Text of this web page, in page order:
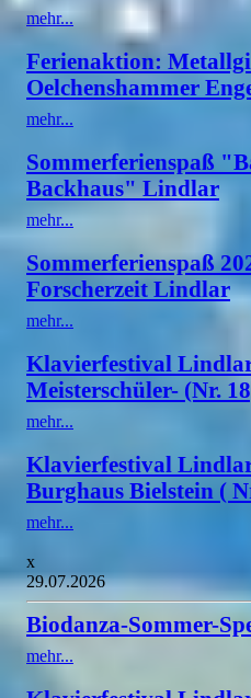
mehr...
Ferienaktion:
Oelchenshammer
mehr...
Sommerferienspaß
Backhaus" Lindlar
mehr...
Sommerferienspaß
Forscherzeit Lindlar
mehr...
Klavierfestival
Meisterschüler- (Nr.
mehr...
Klavierfestival
Burghaus Bielstein (
mehr...
x
29.07.2026
Biodanza-Sommer-
mehr...